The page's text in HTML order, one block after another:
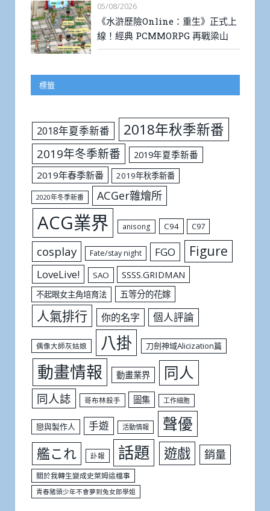
05/08/2026
《水滸歷險Online：重生》正式上
線！經典 PCMMORPG 再戰梁山
標籤
2018年夏季新番 2018年秋季新番
2019年冬季新番
2019年夏季新番
2019年春季新番
2019年秋季新番
2020年冬季新番 ACGer雜燴所
ACG業界 anisong C94 C97
cosplay Fate/stay night FGO Figure
LoveLive! SAO SSSS.GRIDMAN
不起眼女主角培育法 五等分的花嫁
人氣排行 你的名字 個人評論
偶像大師灰姑娘 八掛 刀劍神域Alicization篇
動畫情報 動畫業界 同人
同人誌 哥布林殺手 圖集 工作細胞
戀與製作人 手遊 活動情報 聲優
艦これ 訃報 話題 遊戲 銷量
關於我轉生變成史萊姆這檔事
青春豬頭少年不會夢到兔女郎學姐